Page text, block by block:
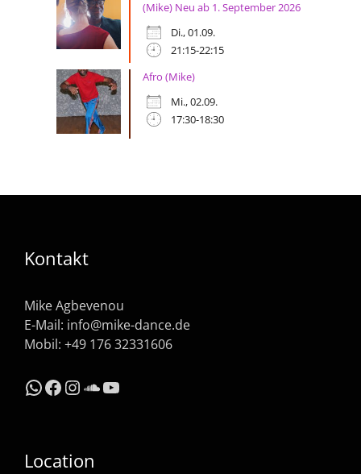
(Mike) Neu ab 1. September 2026
Di., 01.09.
21:15-22:15
Afro (Mike)
Mi., 02.09.
17:30-18:30
Kontakt
Mike Agbevenou
E-Mail: info@mike-dance.de
Mobil: +49 176 32331606
WhatsApp
Facebook
Instagram
SoundCloud
YouTube
Location